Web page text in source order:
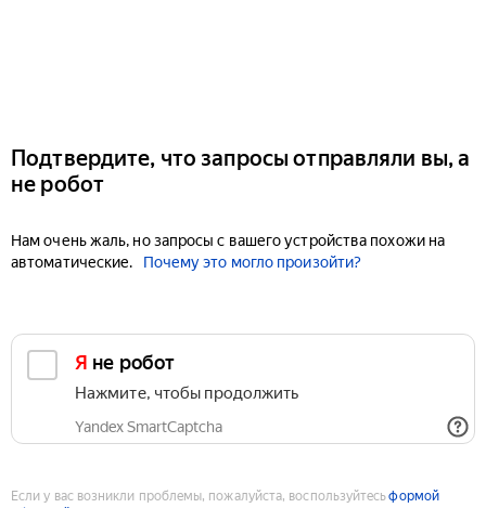
Подтвердите, что запросы отправляли вы, а
не робот
Нам очень жаль, но запросы с вашего устройства похожи на
автоматические.
Почему это могло произойти?
Я не робот
Нажмите, чтобы продолжить
Yandex SmartCaptcha
Если у вас возникли проблемы, пожалуйста, воспользуйтесьформой